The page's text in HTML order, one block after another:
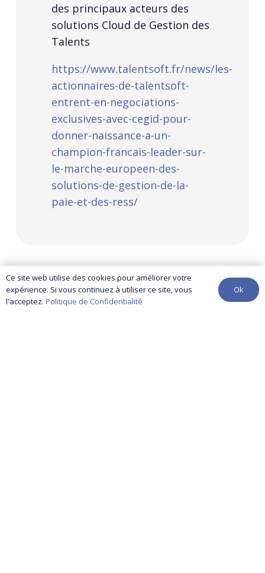
des principaux acteurs des
solutions Cloud de Gestion des
Talents
https://www.talentsoft.fr/news/les-
actionnaires-de-talentsoft-
entrent-en-negociations-
exclusives-avec-cegid-pour-
donner-naissance-a-un-
champion-francais-leader-sur-
le-marche-europeen-des-
solutions-de-gestion-de-la-
paie-et-des-ress/
contact@yuma-audit.com
Ce site web utilise des cookies pour améliorer votre
expérience. Si vous continuez à utiliser ce site, vous
l'acceptez. Politique de Confidentialité
Ok